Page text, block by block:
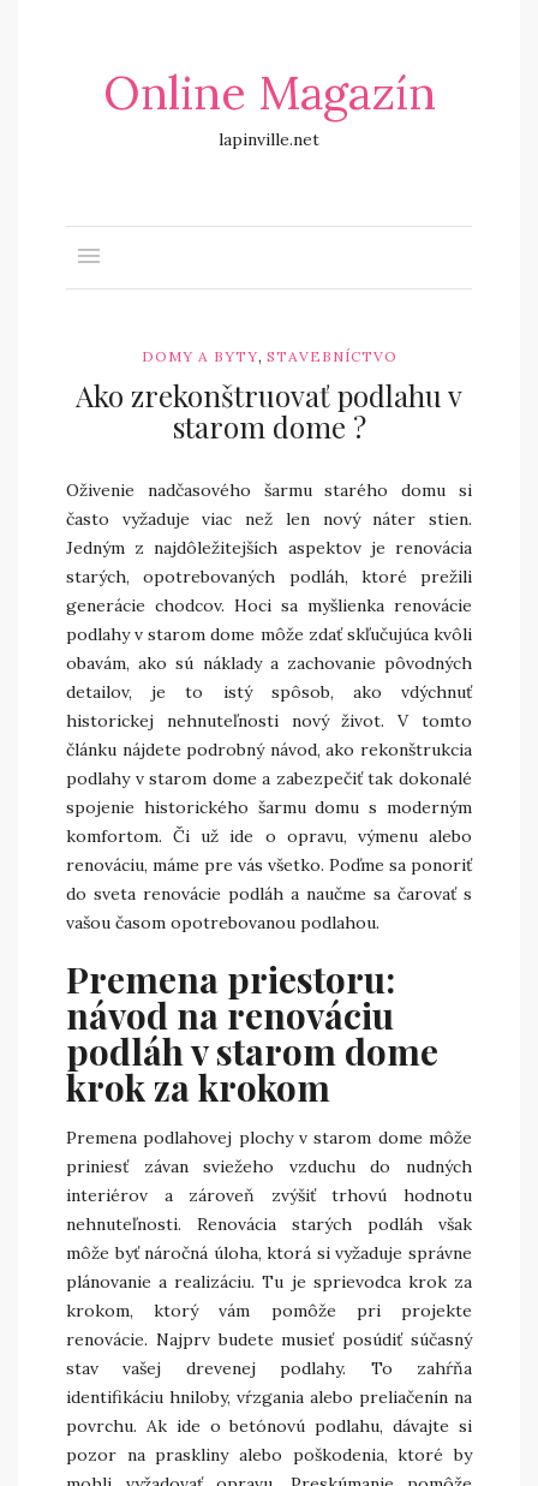
Online Magazín
lapinville.net
DOMY A BYTY, STAVEBNÍCTVO
Ako zrekonštruovať podlahu v
starom dome ?
Oživenie nadčasového šarmu starého domu si
často vyžaduje viac než len nový náter stien.
Jedným z najdôležitejších aspektov je renovácia
starých, opotrebovaných podláh, ktoré prežili
generácie chodcov. Hoci sa myšlienka renovácie
podlahy v starom dome môže zdať skľučujúca kvôli
obavám, ako sú náklady a zachovanie pôvodných
detailov, je to istý spôsob, ako vdýchnuť
historickej nehnuteľnosti nový život. V tomto
článku nájdete podrobný návod, ako rekonštrukcia
podlahy v starom dome a zabezpečiť tak dokonalé
spojenie historického šarmu domu s moderným
komfortom. Či už ide o opravu, výmenu alebo
renováciu, máme pre vás všetko. Poďme sa ponoriť
do sveta renovácie podláh a naučme sa čarovať s
vašou časom opotrebovanou podlahou.
Premena priestoru:
návod na renováciu
podláh v starom dome
krok za krokom
Premena podlahovej plochy v starom dome môže
priniesť závan sviežeho vzduchu do nudných
interiérov a zároveň zvýšiť trhovú hodnotu
nehnuteľnosti. Renovácia starých podláh však
môže byť náročná úloha, ktorá si vyžaduje správne
plánovanie a realizáciu. Tu je sprievodca krok za
krokom, ktorý vám pomôže pri projekte
renovácie. Najprv budete musieť posúdiť súčasný
stav vašej drevenej podlahy. To zahŕňa
identifikáciu hniloby, vŕzgania alebo preliačenín na
povrchu. Ak ide o betónovú podlahu, dávajte si
pozor na praskliny alebo poškodenia, ktoré by